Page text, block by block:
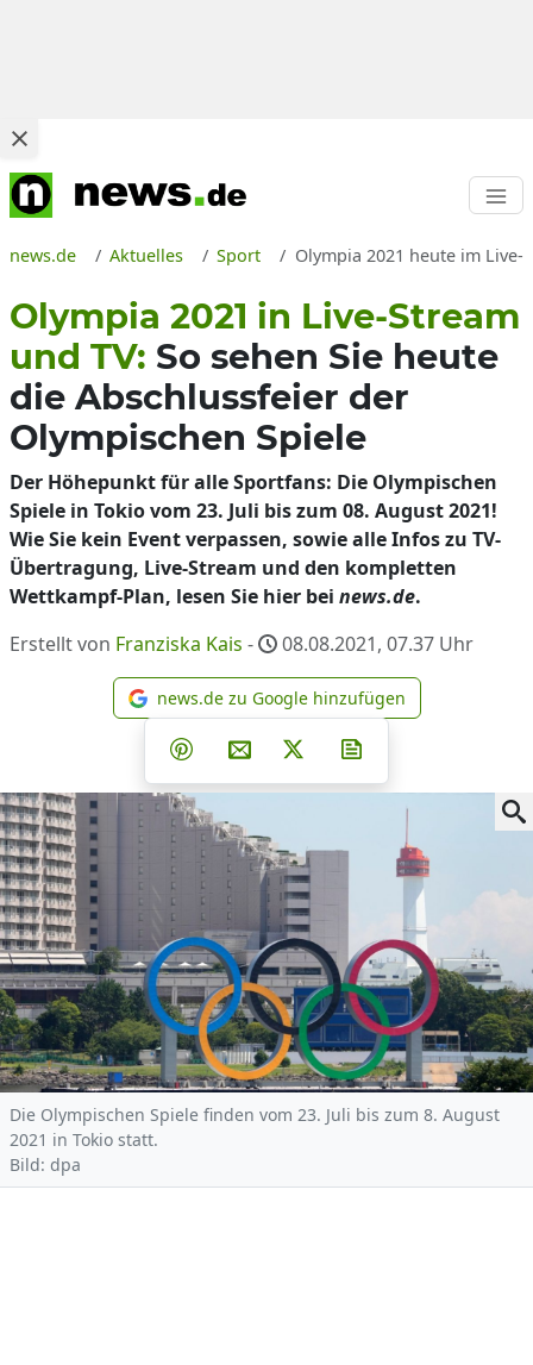
news.de Aktuelles Sport Olympia 2021 heute im
Olympia 2021 in Live-Stream
und TV: So sehen Sie heute
die Abschlussfeier der
Olympischen Spiele
Der Höhepunkt für alle Sportfans: Die Olympischen
Spiele in Tokio vom 23. Juli bis zum 08. August 2021!
Wie Sie kein Event verpassen, sowie alle Infos zu TV-
Übertragung, Live-Stream und den kompletten
Wettkampf-Plan, lesen Sie hier bei news.de.
Erstellt von Franziska Kais - 08.08.2021, 07.37 Uhr
news.de zu Google
news.de zu Google hinzufügen
Teilen auf Facebook
Teilen auf Whatsapp
Teilen auf Telegram
Teilen auf Pinterest
Per E-Mail teilen
Post auf X
Die Olympischen Spiele finden vom 23. Juli bis zum 8. August
2021 in Tokio statt.
Bild: dpa